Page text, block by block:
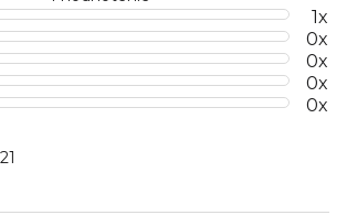
produktu
je
5,0
z
5
hviezdičiek.
1x
0x
0x
0x
0x
je 5 z 5 hviezdičiek.